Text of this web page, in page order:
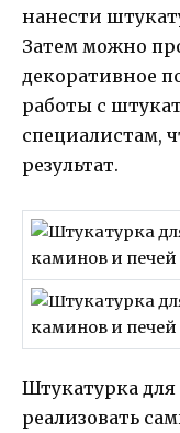
нанести
Затем можно
декоративное
работы с
специалистам,
результат.
Штукатурка
реализовать